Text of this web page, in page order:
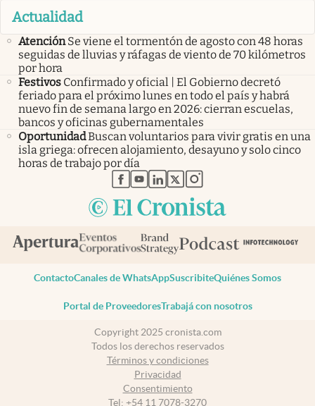
Actualidad
Atención Se viene el tormentón de agosto con 48 horas
seguidas de lluvias y ráfagas de viento de 70 kilómetros
por hora
Festivos Confirmado y oficial | El Gobierno decretó
feriado para el próximo lunes en todo el país y habrá
nuevo fin de semana largo en 2026: cierran escuelas,
bancos y oficinas gubernamentales
OportunidadBuscan voluntarios para vivir gratis en una
isla griega: ofrecen alojamiento, desayuno y solo cinco
horas de trabajo por día
abre en nueva pestaña
abre en nueva pestaña
abre en nueva pestaña
abre en nueva pestaña
abre en nueva pestaña
ContactoCanales de WhatsAppSuscribiteQuiénes Somos
Portal de ProveedoresTrabajá con nosotros
Copyright 2025 cronista.com
Todos los derechos reservados
Términos y condiciones
Privacidad
Consentimiento
Tel: +54 11 7078-3270